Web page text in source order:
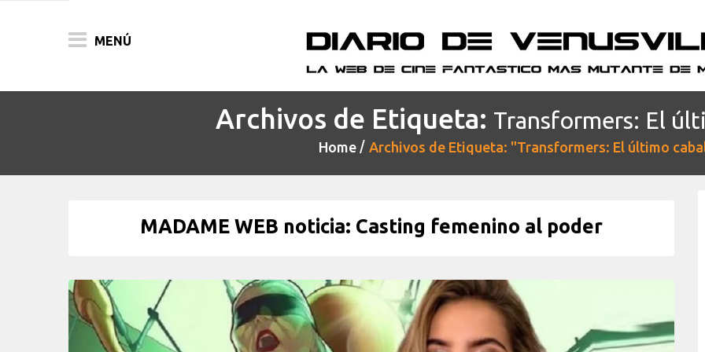
MENÚ
Archivos de Etiqueta: Transformers: El
Home Archivos de Etiqueta: "Transformers: El último
MADAME WEB noticia: Casting femenino al poder
FESTIVALES